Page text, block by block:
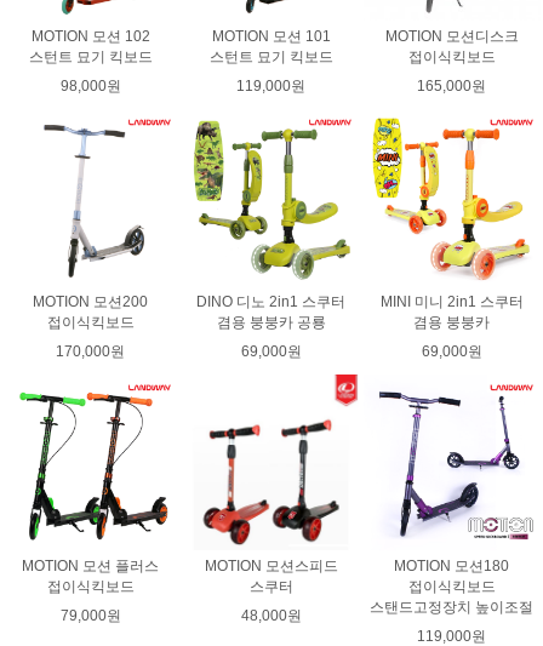
MOTION 모션 102
스턴트 묘기 킥보드
98,000원
MOTION 모션 101
스턴트 묘기 킥보드
119,000원
MOTION 모션디스크
접이식킥보드
165,000원
MOTION 모션200
접이식킥보드
170,000원
DINO 디노 2in1 스쿠터
겸용 붕붕카 공룡
69,000원
MINI 미니 2in1 스쿠터
겸용 붕붕카
69,000원
MOTION 모션 플러스
접이식킥보드
79,000원
MOTION 모션스피드
스쿠터
48,000원
MOTION 모션180
접이식킥보드
스탠드고정장치 높이조절
119,000원